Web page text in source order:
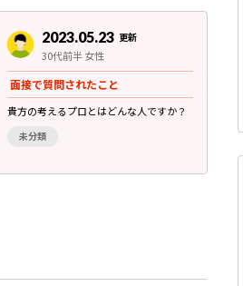
2023.05.23 更新
30代前半 女性
面接で質問されたこと
貴方の考えるプロとはどんな人ですか？
未分類